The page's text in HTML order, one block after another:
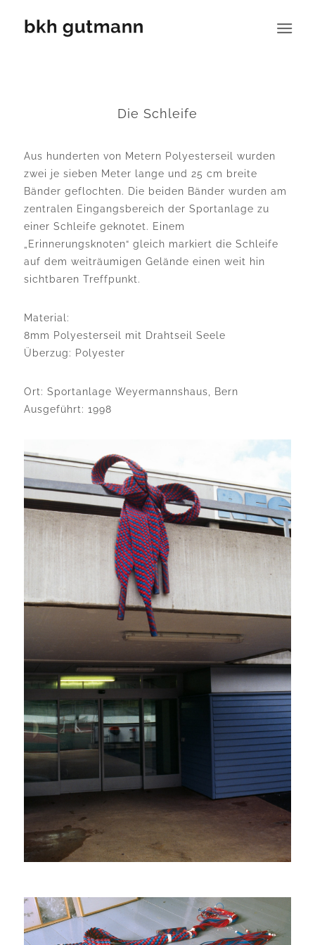
Die Schleife
Aus hunderten von Metern Polyesterseil wurden
zwei je sieben Meter lange und 25 cm breite
Bänder geflochten. Die beiden Bänder wurden am
zentralen Eingangsbereich der Sportanlage zu
einer Schleife geknotet. Einem
„Erinnerungsknoten“ gleich markiert die Schleife
auf dem weiträumigen Gelände einen weit hin
sichtbaren Treffpunkt.
Material:
8mm Polyesterseil mit Drahtseil Seele
Überzug: Polyester
Ort: Sportanlage Weyermannshaus, Bern
Ausgeführt: 1998